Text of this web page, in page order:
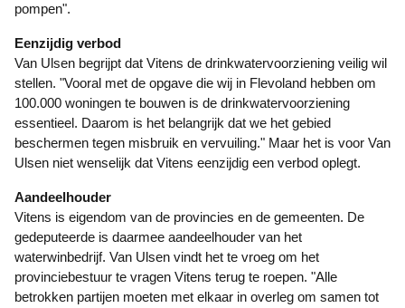
pompen".
Eenzijdig verbod
Van Ulsen begrijpt dat Vitens de drinkwatervoorziening veilig wil
stellen. "Vooral met de opgave die wij in Flevoland hebben om
100.000 woningen te bouwen is de drinkwatervoorziening
essentieel. Daarom is het belangrijk dat we het gebied
beschermen tegen misbruik en vervuiling." Maar het is voor Van
Ulsen niet wenselijk dat Vitens eenzijdig een verbod oplegt.
Aandeelhouder
Vitens is eigendom van de provincies en de gemeenten. De
gedeputeerde is daarmee aandeelhouder van het
waterwinbedrijf. Van Ulsen vindt het te vroeg om het
provinciebestuur te vragen Vitens terug te roepen. "Alle
betrokken partijen moeten met elkaar in overleg om samen tot